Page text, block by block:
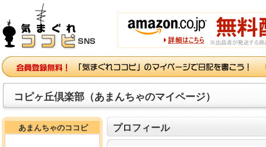
コピヶ丘倶楽部（あまんちゃのマイページ）
あまんちゃのココピ プロフィール